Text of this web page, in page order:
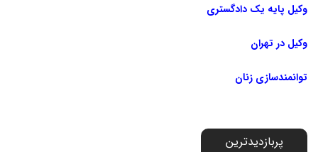
وکیل پایه یک دادگستری
وکیل در تهران
توانمندسازی زنان
پربازدیدترین